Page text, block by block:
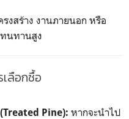
งสร้าง งานภายนอก หรือ
ทนทานสูง
ลือกซื้อ
Pine): หากจะนำไป